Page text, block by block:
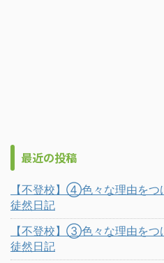
最近の投稿
【不登校】④色々な理由を
徒然日記
【不登校】③色々な理由を
徒然日記